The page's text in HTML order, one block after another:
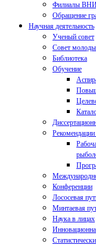
Филиалы
Обращение
Научная деятельность
Ученый совет
Совет
Библиотека
Обучение
Конференции
Лососевая
Минтаевая
Наука в лицах